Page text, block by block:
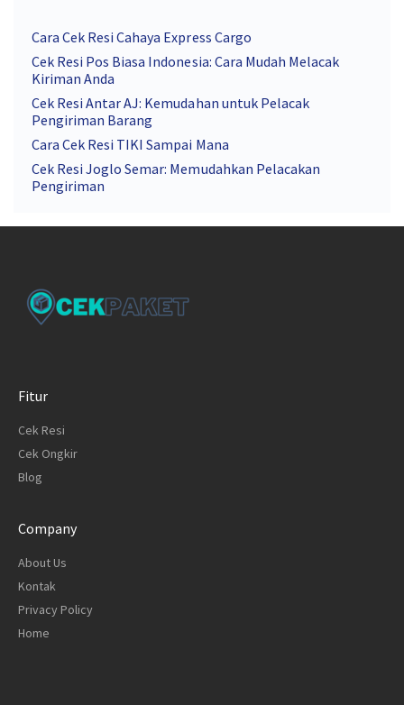
Cara Cek Resi Cahaya Express Cargo
Cek Resi Pos Biasa Indonesia: Cara Mudah Melacak
Kiriman Anda
Cek Resi Antar AJ: Kemudahan untuk Pelacak
Pengiriman Barang
Cara Cek Resi TIKI Sampai Mana
Cek Resi Joglo Semar: Memudahkan Pelacakan
Pengiriman
Fitur
Cek Resi
Cek Ongkir
Blog
Company
About Us
Kontak
Privacy Policy
Home